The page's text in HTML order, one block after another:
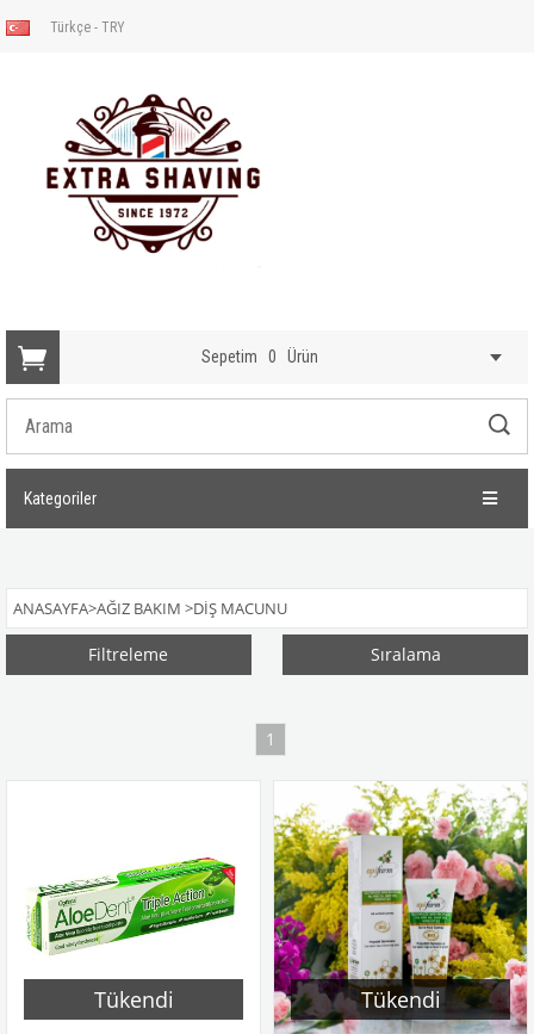
Türkçe - TRY
Sepetim 0 Ürün
Kategoriler
ANASAYFA>AĞIZ BAKIM >DİŞ MACUNU
Filtreleme Sıralama
1
Tükendi Tükendi